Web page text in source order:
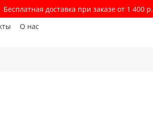
Бесплатная доставка при заказе от 1 400 р.
О нас